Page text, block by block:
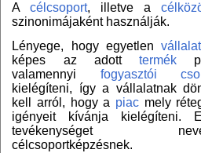
Acélcsoport, illetve a
szinonimájaként használják.
Lényege, hogy egyetlenvállalat
képes az adotttermék
valamennyi fogyasztói
kielégíteni, így a vállalatnak
kell arról, hogy a piac mely
igényeit kívánja kielégíteni.
tevékenységet
célcsoportképzésnek.